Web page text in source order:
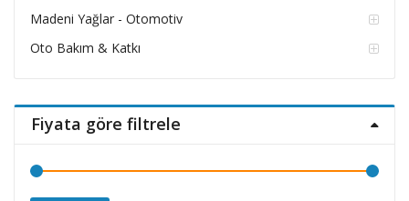
Madeni Yağlar - Otomotiv
Oto Bakım & Katkı
Fiyata göre filtrele